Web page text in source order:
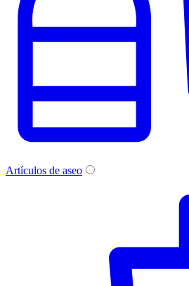
Artículos de aseo